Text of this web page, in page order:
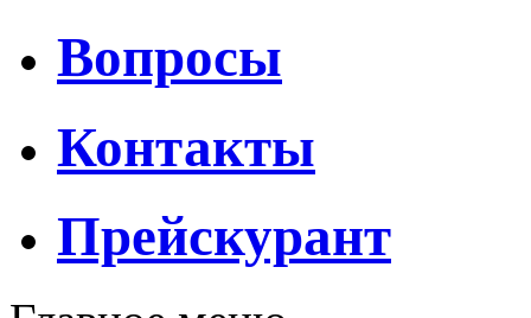
Вопросы
Контакты
Прейскурант